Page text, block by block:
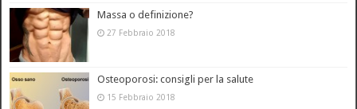
Massa o definizione?
27 Febbraio 2018
Osteoporosi: consigli per la salute
15 Febbraio 2018